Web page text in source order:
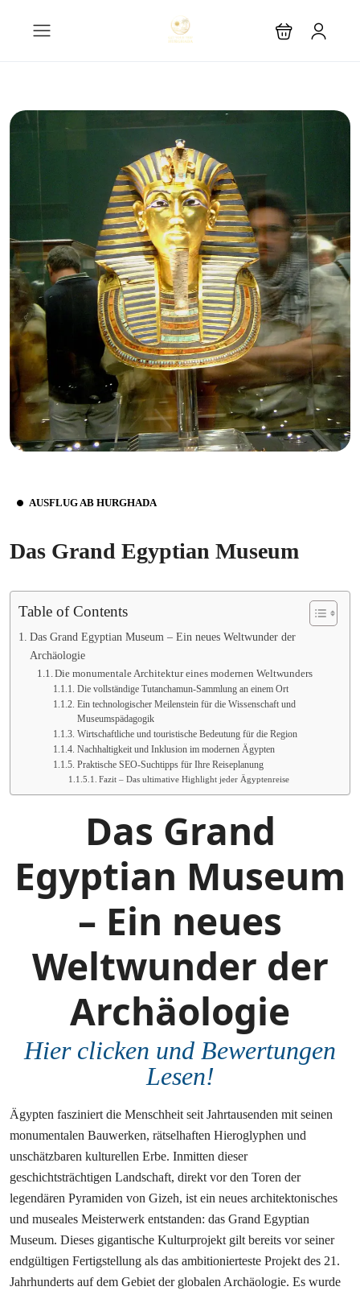
AUSFLUG AB HURGHADA
Das Grand Egyptian Museum
Table of Contents
Das Grand Egyptian Museum – Ein neues Weltwunder der
Archäologie
Die monumentale Architektur eines modernen Weltwunders
Die vollständige Tutanchamun-Sammlung an einem Ort
Ein technologischer Meilenstein für die Wissenschaft und
Museumspädagogik
Wirtschaftliche und touristische Bedeutung für die Region
Nachhaltigkeit und Inklusion im modernen Ägypten
Praktische SEO-Suchtipps für Ihre Reiseplanung
Fazit – Das ultimative Highlight jeder Ägyptenreise
Das Grand
Egyptian Museum
– Ein neues
Weltwunder der
Archäologie
Hier clicken und Bewertungen
Lesen!
Ägypten fasziniert die Menschheit seit Jahrtausenden mit seinen
monumentalen Bauwerken, rätselhaften Hieroglyphen und
unschätzbaren kulturellen Erbe. Inmitten dieser
geschichtsträchtigen Landschaft, direkt vor den Toren der
legendären Pyramiden von Gizeh, ist ein neues architektonisches
und museales Meisterwerk entstanden: das Grand Egyptian
Museum. Dieses gigantische Kulturprojekt gilt bereits vor seiner
endgültigen Fertigstellung als das ambitionierteste Projekt des 21.
Jahrhunderts auf dem Gebiet der globalen Archäologie. Es wurde